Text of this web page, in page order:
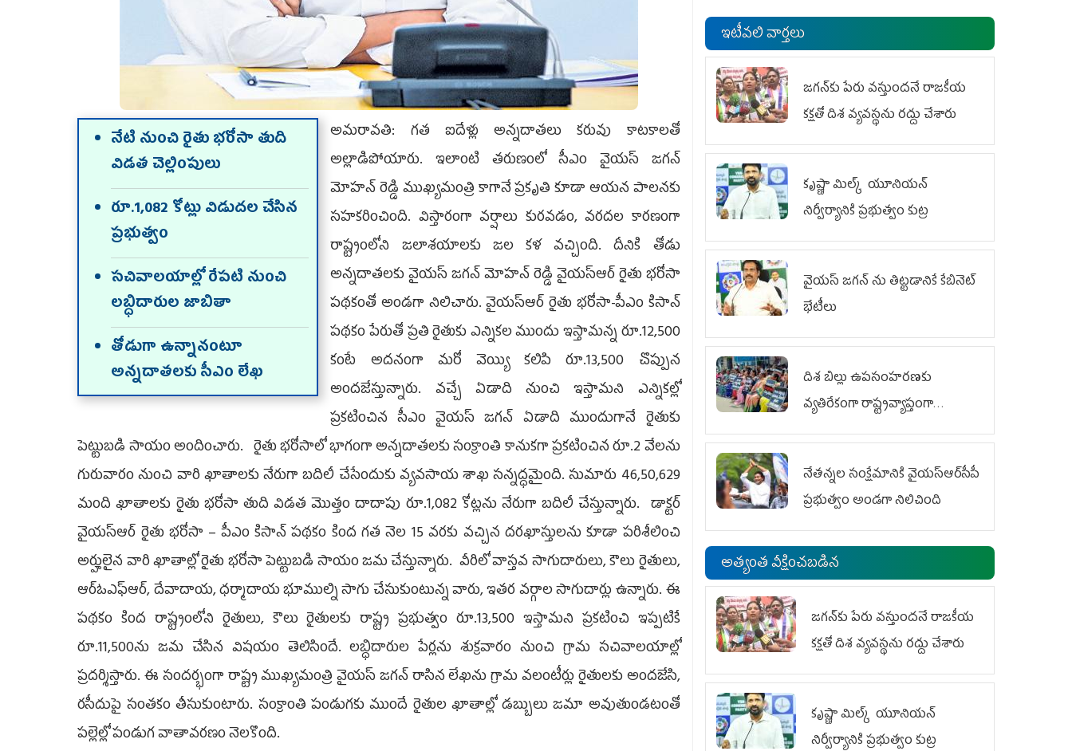
నేటి నుంచి రైతు భరోసా తుది
విడత చెల్లింపులు
రూ.1,082 కోట్లు విడుదల చేసిన
ప్రభుత్వం
సచివాలయాల్లో రేపటి నుంచి
లబ్ధిదారుల జాబితా
తోడుగా ఉన్నానంటూ
అన్నదాతలకు సీఎం లేఖ
అమరావతి: గత ఐదేళ్లు అన్నదాతలు కరువు కాటకాలతో
అల్లాడిపోయారు. ఇలాంటి తరుణంలో సీఎం వైయస్‌ జగన్‌
మోహన్‌ రెడ్డి ముఖ్యమంత్రి కాగానే ప్రకృతి కూడా ఆయన పాలనకు
సహకరించింది. విస్తారంగా వర్షాలు కురవడం, వరదల కారణంగా
రాష్ట్రంలోని జలాశయాలకు జల కళ వచ్చింది. దీనికి తోడు
అన్నదాతలకు వైయస్ జగన్‌ మోహన్‌ రెడ్డి వైయస్‌ఆర్‌ రైతు భరోసా
పథకంతో అండగా నిలిచారు. వైయస్‌ఆర్‌ రైతు భరోసా-పీఎం కిసాన్‌
పథకం పేరుతో ప్రతి రైతుకు ఎన్నికల ముందు ఇస్తామన్న రూ.12,500
కంటే అదనంగా మరో వెయ్యి కలిపి రూ.13,500 చొప్పున
అందజేస్తున్నారు. వచ్చే ఏడాది నుంచి ఇస్తామని ఎన్నికల్లో
ప్రకటించిన సీఎం వైయస్‌ జగన్‌ ఏడాది ముందుగానే రైతుకు
పెట్టుబడి సాయం అందించారు. రైతు భరోసాలో భాగంగా అన్నదాతలకు సంక్రాంతి కానుకగా ప్రకటించిన రూ.2 వేలను
గురువారం నుంచి వారి ఖాతాలకు నేరుగా బదిలీ చేసేందుకు వ్యవసాయ శాఖ సన్నద్ధమైంది. సుమారు 46,50,629
మంది ఖాతాలకు రైతు భరోసా తుది విడత మొత్తం దాదాపు రూ.1,082 కోట్లను నేరుగా బదిలీ చేస్తున్నారు. డాక్టర్‌
వైయస్‌ఆర్‌ రైతు భరోసా – పీఎం కిసాన్‌ పథకం కింద గత నెల 15 వరకు వచ్చిన దరఖాస్తులను కూడా పరిశీలించి
అర్హులైన వారి ఖాతాల్లో రైతు భరోసా పెట్టుబడి సాయం జమ చేస్తున్నారు. వీరిలో వాస్తవ సాగుదారులు, కౌలు రైతులు,
ఆర్‌ఓఎఫ్‌ఆర్, దేవాదాయ, ధర్మాదాయ భూముల్ని సాగు చేసుకుంటున్న వారు, ఇతర వర్గాల సాగుదార్లు ఉన్నారు. ఈ
పథకం కింద రాష్ట్రంలోని రైతులు, కౌలు రైతులకు రాష్ట్ర ప్రభుత్వం రూ.13,500 ఇస్తామని ప్రకటించి ఇప్పటికే
రూ.11,500ను జమ చేసిన విషయం తెలిసిందే. లబ్ధిదారుల పేర్లను శుక్రవారం నుంచి గ్రామ సచివాలయాల్లో
ప్రదర్శిస్తారు. ఈ సందర్భంగా రాష్ట్ర ముఖ్యమంత్రి వైయస్‌ జగన్‌ రాసిన లేఖను గ్రామ వలంటీర్లు రైతులకు అందజేసి,
రసీదుపై సంతకం తీసుకుంటారు. సంక్రాంతి పండుగకు ముందే రైతుల ఖాతాల్లో డబ్బులు జమా అవుతుండటంతో
పల్లెల్లో పండుగ వాతావరణం నెలకొంది.
ఇటీవలి వార్తలు
జగన్‌కు పేరు వస్తుందనే రాజకీయ
కక్షతో దిశ వ్య‌వ‌స్థ‌ను రద్దు చేశారు
కృష్ణా మిల్క్‌ యూనియన్‌
నిర్వీర్యానికి ప్రభుత్వం కుట్ర
వైయ‌స్ జగన్‌ ను తిట్టడానికే కేబినెట్‌
భేటీలు
దిశ బిల్లు ఉపసంహరణకు
వ్యతిరేకంగా రాష్ట్రవ్యాప్తంగా
వైయ‌స్ఆర్‌సీపీ మహిళా విభాగం
నేతన్నల సంక్షేమానికి వైయ‌స్ఆర్‌సీపీ
ప్రభుత్వం అండగా నిలిచింది
అత్యంత వీక్షించబడిన
జగన్‌కు పేరు వస్తుందనే రాజకీయ
కక్షతో దిశ వ్య‌వ‌స్థ‌ను రద్దు చేశారు
కృష్ణా మిల్క్‌ యూనియన్‌
నిర్వీర్యానికి ప్రభుత్వం కుట్ర